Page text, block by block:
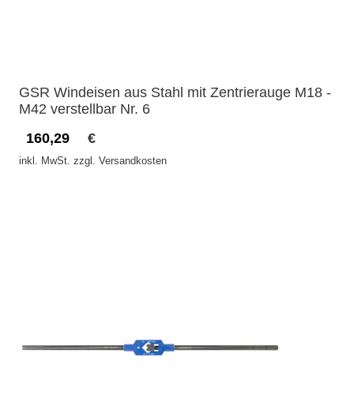
GSR Windeisen aus Stahl mit Zentrierauge M18 -
M42 verstellbar Nr. 6
160,29
€
inkl. MwSt. zzgl. Versandkosten